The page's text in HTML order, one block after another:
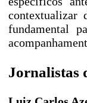
contextualizar
fundamental
Jornalistas